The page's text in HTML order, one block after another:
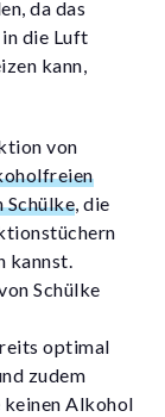
da das
die Luft
kann,
von
Schülke, die
kannst.
Schülke
optimal
zudem
Alkohol